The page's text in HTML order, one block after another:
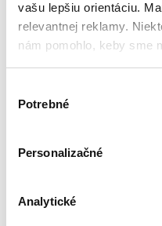
vašu lepšiu orientáciu.
relevantnej reklamy.
nám pomohlo, keby sme
súhlasu
Potrebné
Personalizačné
Analytické
Pevná väzba s prebalom
Slovenčina, 2017
vám ho vieme
27,60 €